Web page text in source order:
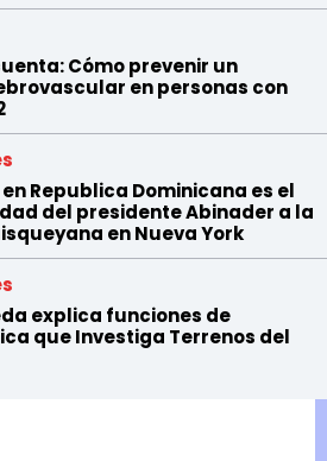
Cómo prevenir un
en personas con
Republica Dominicana es el
del presidente Abinader a la
en Nueva York
explica funciones de
que Investiga Terrenos del